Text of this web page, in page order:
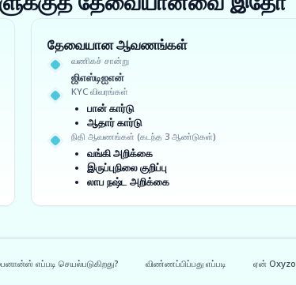
தேவையான ஆவணங்கள்
வணிகச் சான்று
ஜிஎஸ்டிஐஎன்
KYC விவரங்கள்
பான் கார்டு
ஆதார் கார்டு
நிதி ஆவணங்கள் (கடந்த 3 ஆண்டுகள்)
வங்கி அறிக்கை
இருப்புநிலை குறிப்பு
லாப நஷ்ட அறிக்கை
எப்படி செயல்படுகிறது? விண்ணப்பிப்பது எப்படி ஏன் Oxyzo